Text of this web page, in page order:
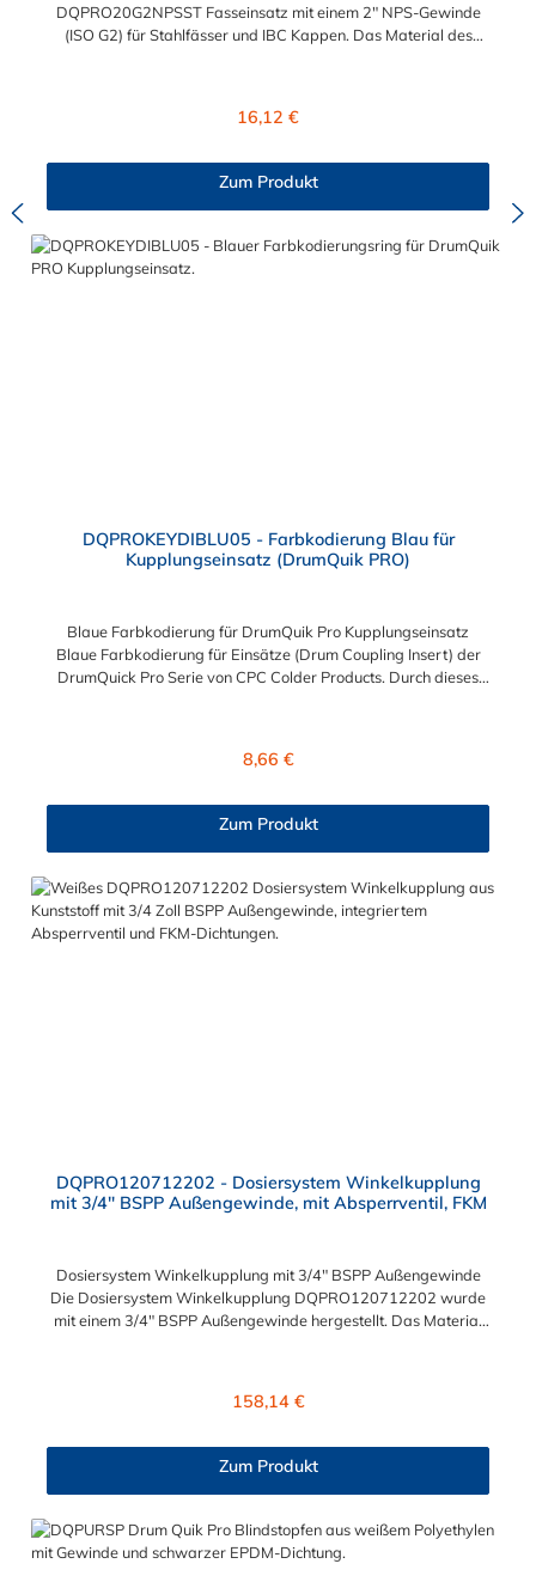
DQPRO20G2NPSST Fasseinsatz mit einem 2" NPS-Gewinde
(ISO G2) für Stahlfässer und IBC Kappen. Das Material des
Regulärer Preis:
16,12 €
Zum Produkt
DQPROKEYDIBLU05 - Farbkodierung Blau für
Kupplungseinsatz (DrumQuik PRO)
Blaue Farbkodierung für DrumQuik Pro Kupplungseinsatz
Blaue Farbkodierung für Einsätze (Drum Coupling Insert) der
DrumQuick Pro Serie von CPC Colder Products. Durch dieses
DrumQuik® PRO ermöglicht mit seinem geschlossenen System
Befüllen von Chemikalien aus Fässern, Kanistern und IBC. Es
reduziert kostspieliges Verschütten von gefährlichen
Flüssigkeiten und das damit verbundene Austreten von
Dämpfen. Dadurch wird die Sicherheit am Arbeitsplatz erhöht.
Regulärer Preis:
8,66 €
Zum Produkt
DQPRO120712202 - Dosiersystem Winkelkupplung
mit 3/4" BSPP Außengewinde, mit Absperrventil, FKM
Dosiersystem Winkelkupplung mit 3/4" BSPP Außengewinde
Die Dosiersystem Winkelkupplung DQPRO120712202 wurde
mit einem 3/4" BSPP Außengewinde hergestellt. Das Material
Temperaturbereich: 32ºF bis 120ºF Sie können diese
und Farbcodierungen der Drum Quik PRO Serie kombinieren.
Regulärer Preis:
158,14 €
Zum Produkt